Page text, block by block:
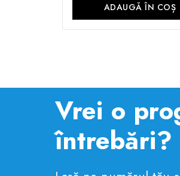
ADAUGĂ ÎN COȘ
Vrei o
întrebări?